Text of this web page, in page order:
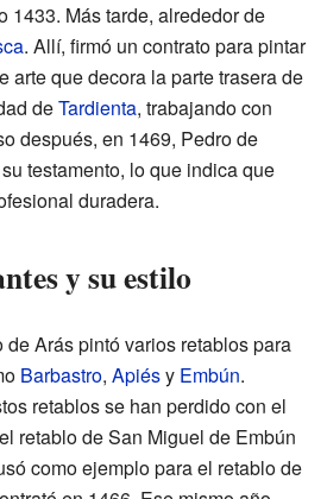
1433. Más tarde, alrededor de
. Allí, firmó un contrato para pintar
arte que decora la parte trasera de
deTardienta, trabajando con
después, en 1469, Pedro de
testamento, lo que indica que
duradera.
y su estilo
Arás pintó varios retablos para
Barbastro, Apiésy Embún.
retablos se han perdido con el
retablo de San Miguel de Embún
como ejemplo para el retablo de